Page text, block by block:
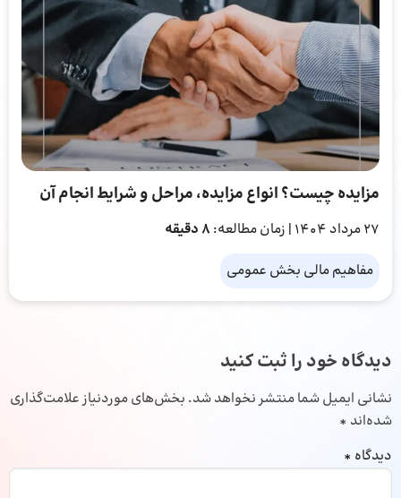
مزایده چیست؟ انواع مزایده، مراحل و شرایط انجام آن
27 مرداد 1404 | زمان مطالعه: 8 دقیقه
مفاهیم مالی بخش عمومی
دیدگاه خود را ثبت کنید
نشانی ایمیل شما منتشر نخواهد شد. بخش‌های موردنیاز علامت‌گذاری
شده‌اند *
دیدگاه *